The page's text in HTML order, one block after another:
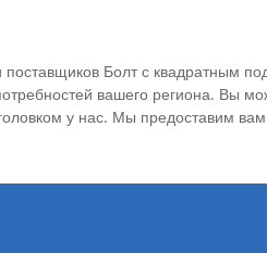
Болт с квадратным
вашего региона. Вы
у нас. Мы предоставим